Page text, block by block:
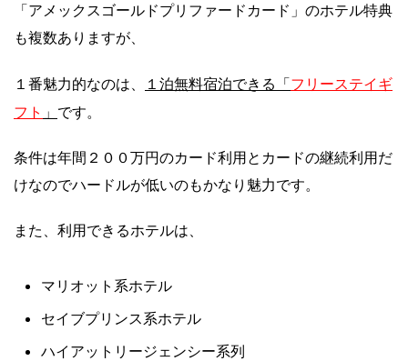
「アメックスゴールドプリファードカード」のホテル特典
も複数ありますが、
１番魅力的なのは、 １泊無料宿泊できる「フリーステイギ
フト 」 です。
条件は年間２００万円のカード利用とカードの継続利用だ
けなのでハードルが低いのもかなり魅力です。
また、利用できるホテルは、
マリオット系ホテル
セイブプリンス系ホテル
ハイアットリージェンシー系列